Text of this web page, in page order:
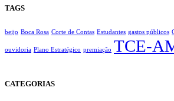
TAGS
beijo Boca Rosa Corte de Contas Estudantes gastos públicos
ouvidoria Plano Estratégico premiação TCE-
CATEGORIAS